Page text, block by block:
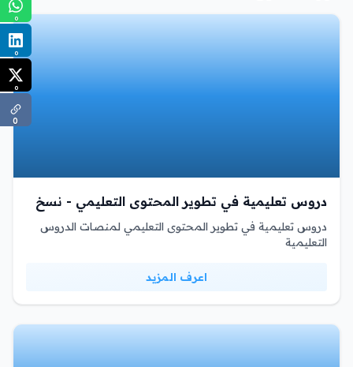
دروس تعليمية في تطوير المحتوى التعليمي - نسخ
دروس تعليمية في تطوير المحتوى التعليمي لمنصات الدروس
التعليمية
اعرف المزيد
0
0
0
0